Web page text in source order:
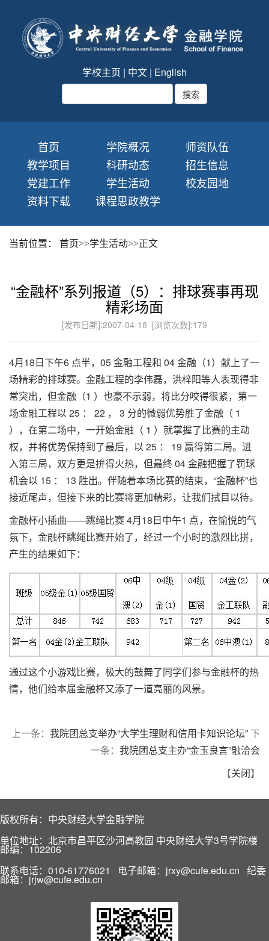
学校主页 | 中文 | English
首页 学院概况
师资队伍
教学项目
科研动态
招生信息
党建工作
学生活动
校友园地
资料下载
课程思政教学
当前位置： 首页>>学生活动>>正文
“金融杯”系列报道（5）：排球赛事再现
精彩场面
[发布日期]:2007-04-18 [浏览次数]:179
4月18日下午6 点半，05 金融工程和 04 金融（1）献上了一
场精彩的排球赛。金融工程的李伟磊，洪梓阳等人表现得非
常突出，但金融（1 ）也豪不示弱，将比分咬得很紧，第一
场金融工程以 25 ： 22 ， 3 分的微弱优势胜了金融（ 1
），在第二场中，一开始金融（ 1 ）就掌握了比赛的主动
权，并将优势保持到了最后，以 25 ： 19 赢得第二局。进
入第三局，双方更是拚得火热，但最终 04 金融把握了罚球
机会以 15 ： 13 胜出。伴随着本场比赛的结束，“金融杯”也
接近尾声，但接下来的比赛将更加精彩，让我们拭目以待。
金融杯小插曲——跳绳比赛 4月18日中午1 点，在愉悦的气
氛下，金融杯跳绳比赛开始了，经过一个小时的激烈比拼，
产生的结果如下：
通过这个小游戏比赛，极大的鼓舞了同学们参与金融杯的热
情，他们给本届金融杯又添了一道亮丽的风景。
上一条： 我院团总支举办“大学生理财和信用卡知识论坛” 下
一条： 我院团总支主办“金玉良言”融洽会
【关闭】
版权所有：中央财经大学金融学院
单位地址：北京市昌平区沙河高教园 中央财经大学3号学院楼
邮编：102206
联系电话：010-61776021 电子邮箱：jrxy@cufe.edu.cn 纪委
邮箱：jrjw@cufe.edu.cn